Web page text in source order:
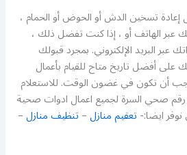
تسخين الدش أو الحوض أو الحمام ،
الهاتف أو ، إذا كنت تفضل ذلك ،
عبر البريد الإلكتروني. بمجرد قبولك
أفضل تاريخ متاح للقيام بأعمال
يجب أن تكون في غضون الوقت. للاستعلام
صحي السرة لجميع اعمال ادوات صحية
ايضا:-تعقيم منازل–تنظيف منازل–